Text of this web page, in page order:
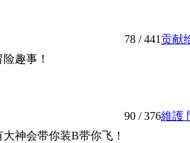
趣事！
78 / 441贡献
神会带你装B带你飞！
90 / 376維護